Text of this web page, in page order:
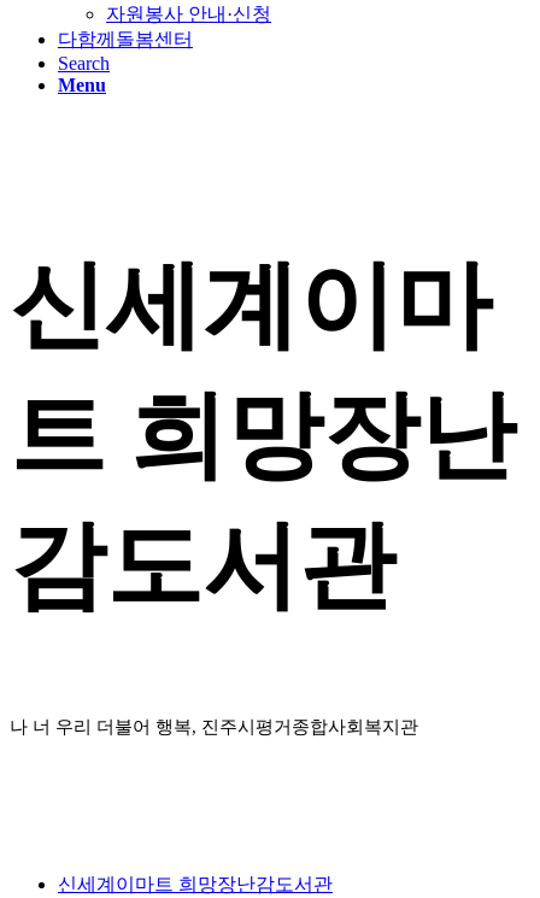
자원봉사 안내·신청
다함께돌봄센터
Search
Menu
신세계이마
트 희망장난
감도서관
나 너 우리 더불어 행복, 진주시평거종합사회복지관
신세계이마트 희망장난감도서관